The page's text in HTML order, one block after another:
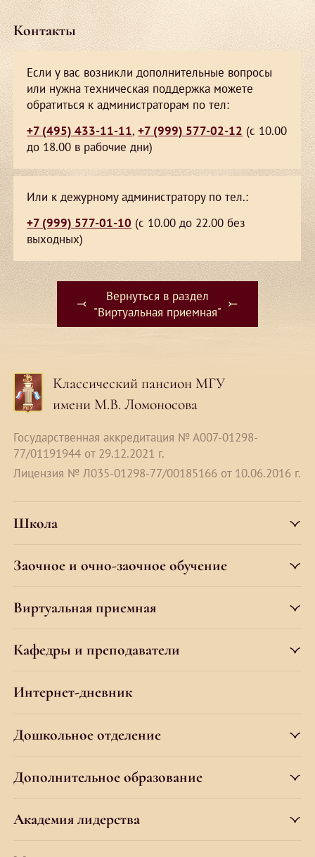
Контакты
Если у вас возникли дополнительные вопросы
или нужна техническая поддержка можете
обратиться к администраторам по тел:
+7 (495) 433-11-11,+7 (999) 577-02-12 (с 10.00
до 18.00 в рабочие дни)
Или к дежурному администратору по тел.:
+7 (999) 577-01-10 (с 10.00 до 22.00 без
выходных)
⤙
Вернуться в раздел
"Виртуальная приемная"
⤚
Классический пансион МГУ
имени М.В. Ломоносова
Государственная аккредитация № А007-01298-
77/01191944 от 29.12.2021 г.
Лицензия № Л035-01298-77/00185166 от 10.06.2016 г.
Школа
Заочное и очно-заочное обучение
Виртуальная приемная
Кафедры и преподаватели
Интернет-дневник
Дошкольное отделение
Дополнительное образование
Академия лидерства